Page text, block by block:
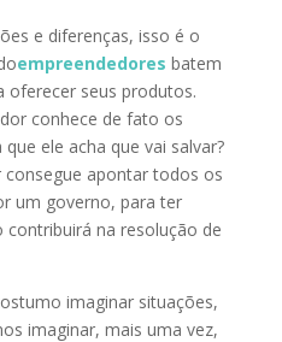
e diferenças, isso é o
empreendedores batem
oferecer seus produtos.
conhece de fato os
ele acha que vai salvar?
apontar todos os
um governo, para ter
na resolução de
imaginar situações,
imaginar, mais uma vez,